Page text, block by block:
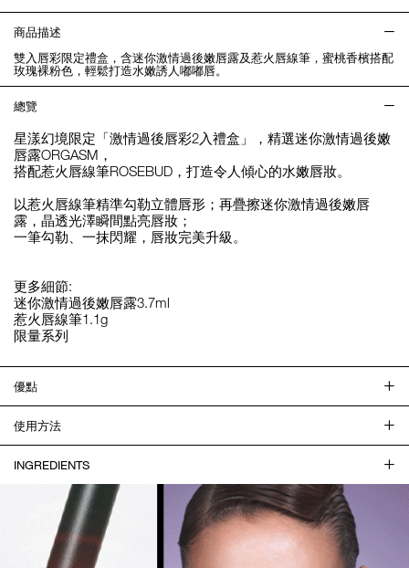
商品描述
雙入唇彩限定禮盒，含迷你激情過後嫩唇露及惹火唇線筆，蜜桃香檳搭配
玫瑰裸粉色，輕鬆打造水嫩誘人嘟嘟唇。
總覽
星漾幻境限定「激情過後唇彩2入禮盒」，精選迷你激情過後嫩
唇露ORGASM，
搭配惹火唇線筆ROSEBUD，打造令人傾心的水嫩唇妝。
以惹火唇線筆精準勾勒立體唇形；再疊擦迷你激情過後嫩唇
露，晶透光澤瞬間點亮唇妝；
一筆勾勒、一抹閃耀，唇妝完美升級。
更多細節:
迷你激情過後嫩唇露3.7ml
惹火唇線筆1.1g
限量系列
優點
使用方法
INGREDIENTS